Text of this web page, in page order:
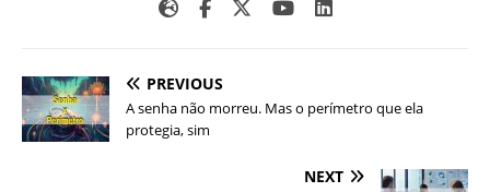
PREVIOUS
A senha não morreu. Mas o perímetro que ela
protegia, sim
NEXT